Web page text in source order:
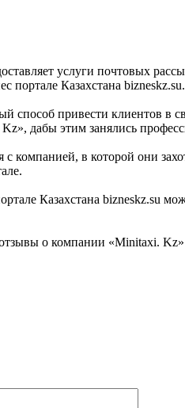
услуги почтовых
Казахстана
способ привести клиентов
дабы этим занялись
компанией, в которой они
Казахстана bizneskz.su
о компании «Minitaxi.